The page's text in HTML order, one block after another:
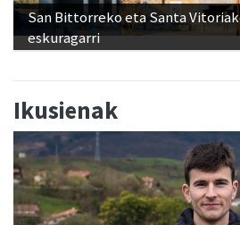
San Bittorreko eta Santa
eskuragarri
Ikusienak